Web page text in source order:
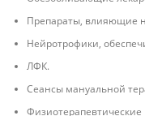
Препараты, влияющие
Нейротрофики,
ЛФК.
Сеансы мануальной
Физиотерапевтические